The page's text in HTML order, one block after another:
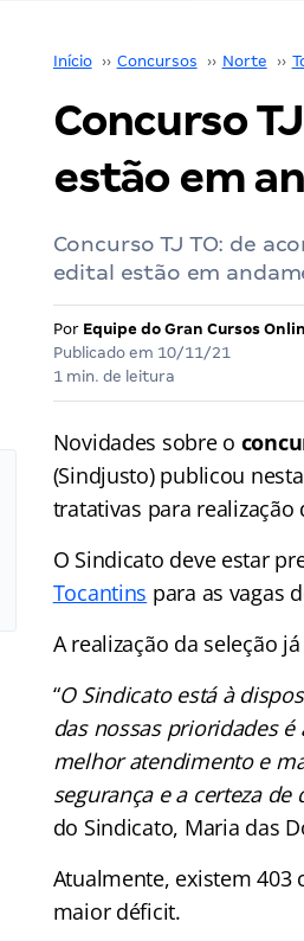
Início ›› Concursos ›› Norte ››
Concurso
estão em
Concurso TJ TO: de
edital estão em
Por Equipe do Gran Cursos
Publicado em 10/11/21
1 min. de leitura
Novidades sobre o
(Sindjusto) publicou
tratativas para
O Sindicato deve estar
Tocantins para as vagas
A realização da seleção
“O Sindicato está à
das nossas prioridades
melhor atendimento e
segurança e a certeza
do Sindicato, Maria das
Atualmente, existem 403
maior déficit.